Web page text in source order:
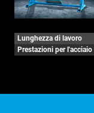
Lunghezza di lavoro
Prestazioni per l'acciaio